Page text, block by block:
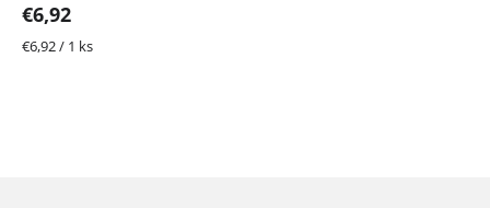
€6,92
Jednotková
€6,92 / 1 ks